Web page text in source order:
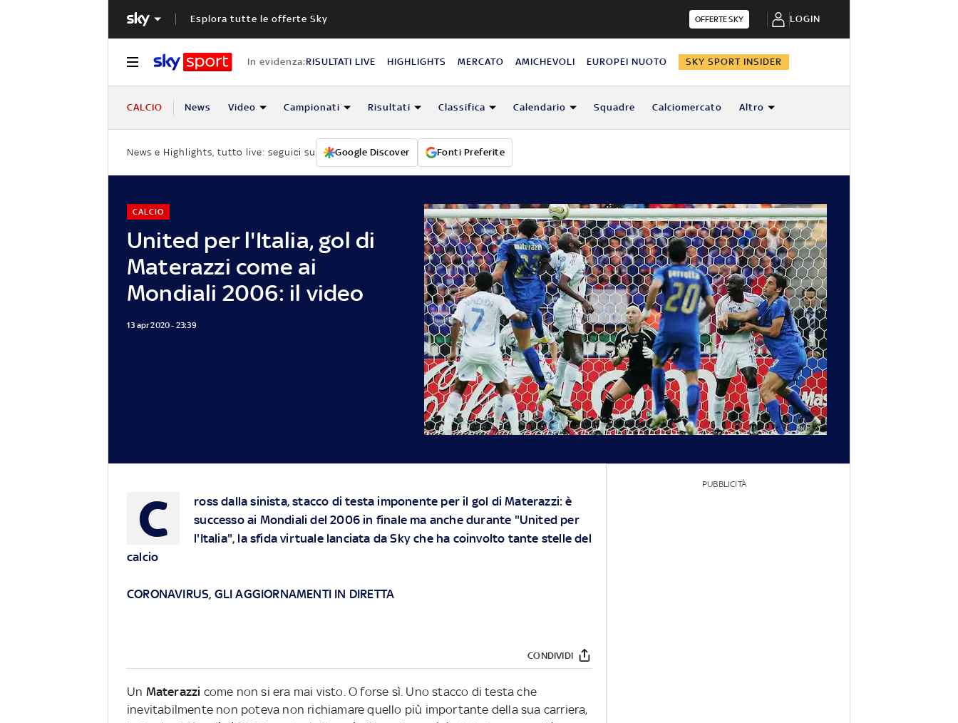
Esplora tutte le offerte Sky OFFERTE SKY LOGIN
In evidenza:RISULTATI LIVE HIGHLIGHTS MERCATO AMICHEVOLI EUROPEI NUOTO SKY SPORT INSIDER
CALCIO News Video Campionati Risultati Classifica Calendario Squadre Calciomercato Altro
News e Highlights, tutto live: seguici su Google Discover Fonti Preferite
United per l'Italia, gol di
Materazzi come ai
Mondiali 2006: il video
CALCIO
13 apr 2020 - 23:39
C
ross dalla sinista, stacco di testa imponente per il gol di Materazzi: è
successo ai Mondiali del 2006 in finale ma anche durante "United per
l'Italia", la sfida virtuale lanciata da Sky che ha coinvolto tante stelle del
calcio
CORONAVIRUS, GLI AGGIORNAMENTI IN DIRETTA
CONDIVIDI
Un Materazzi come non si era mai visto. O forse sì. Uno stacco di testa che
inevitabilmente non poteva non richiamare quello più importante della sua carriera,
PUBBLICITÀ